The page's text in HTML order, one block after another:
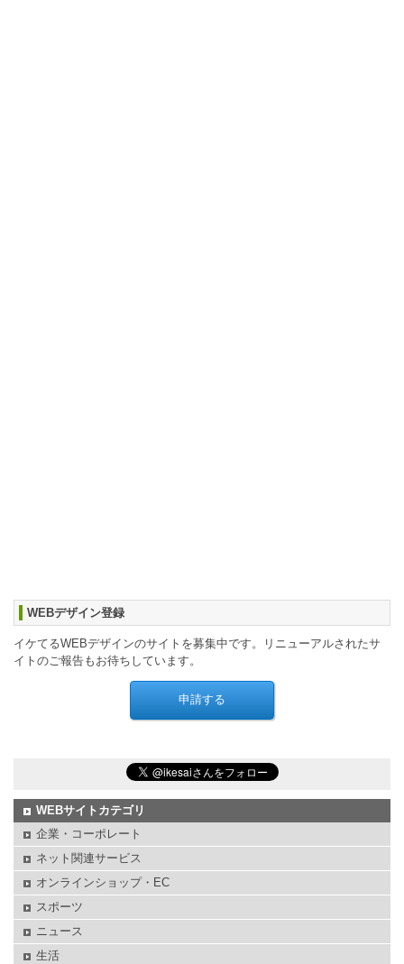
WEBデザイン登録
イケてるWEBデザインのサイトを募集中です。リニューアルされたサ
イトのご報告もお待ちしています。
WEBサイトカテゴリ
企業・コーポレート
ネット関連サービス
オンラインショップ・EC
スポーツ
ニュース
生活